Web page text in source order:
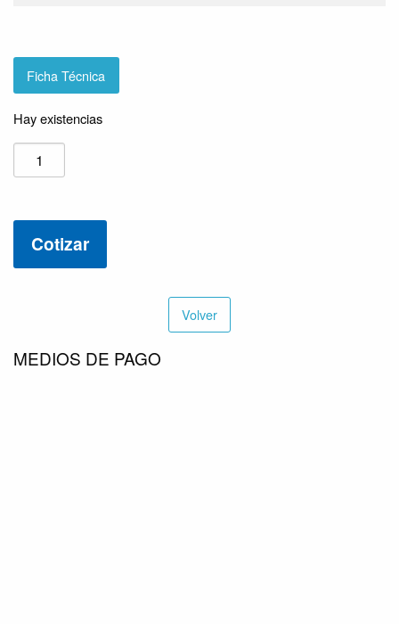
Ficha Técnica
Hay existencias
MANOMETRO
2-
33422116
cantidad
Cotizar
Volver
MEDIOS DE PAGO